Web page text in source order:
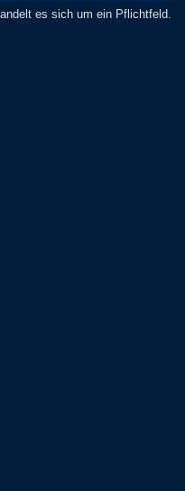
es sich um ein Pflichtfeld.